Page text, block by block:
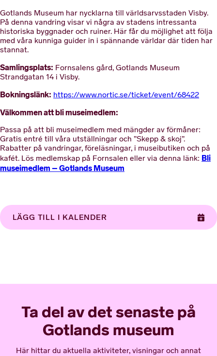
Gotlands Museum har nycklarna till världsarvsstaden Visby.
På denna vandring visar vi några av stadens intressanta
historiska byggnader och ruiner. Här får du möjlighet att följa
med våra kunniga guider in i spännande världar där tiden har
stannat.
Samlingsplats: Fornsalens gård, Gotlands Museum
Strandgatan 14 i Visby.
Bokningslänk: https://www.nortic.se/ticket/event/68422
Välkommen att bli museimedlem:
Passa på att bli museimedlem med mängder av förmåner:
Gratis entré till våra utställningar och ”Skepp & skoj”.
Rabatter på vandringar, föreläsningar, i museibutiken och på
kafét. Lös medlemskap på Fornsalen eller via denna länk: Bli
museimedlem – Gotlands Museum
LÄGG TILL I KALENDER
Ta del av det senaste på
Gotlands museum
Här hittar du aktuella aktiviteter, visningar och annat